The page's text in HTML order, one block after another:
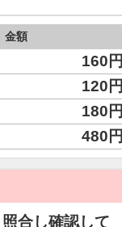
金額
160円
120円
180円
480円
合し確認して